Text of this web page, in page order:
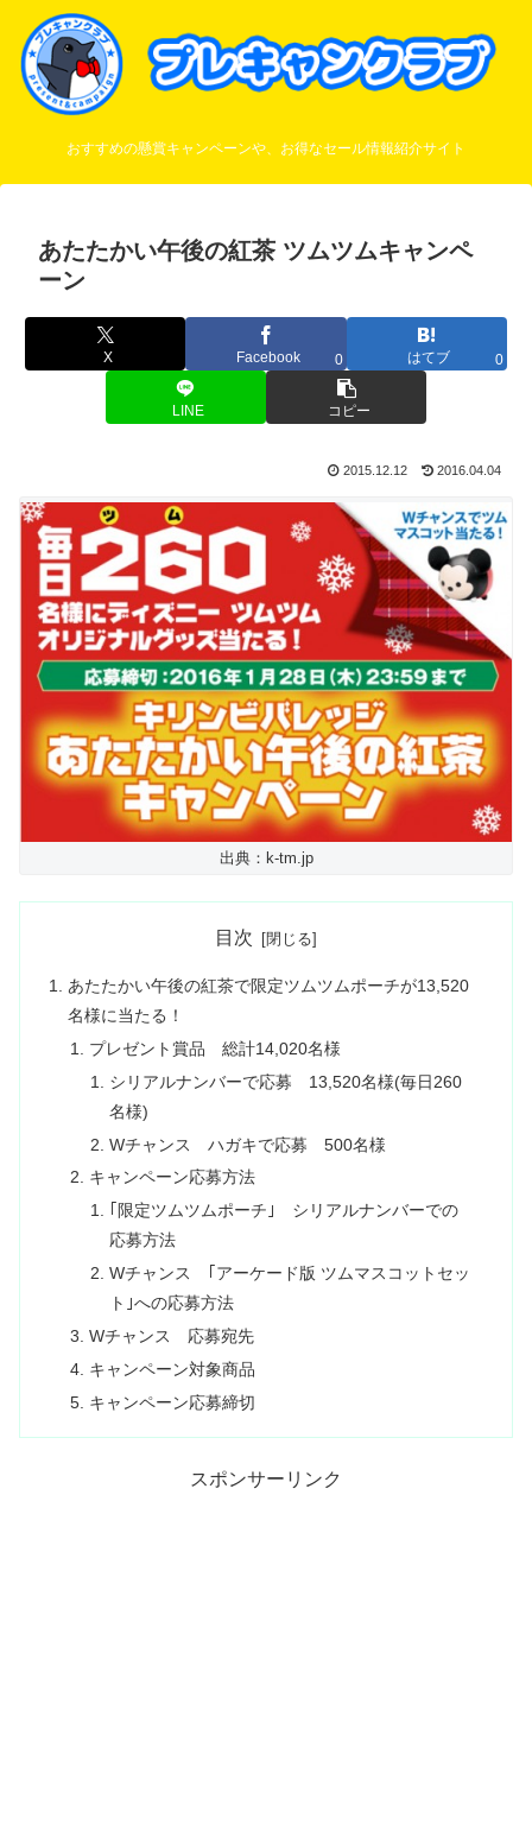
おすすめの懸賞キャンペーンや、お得なセール情報紹介サイト
あたたかい午後の紅茶 ツムツムキャンペ
ーン
X Facebook 0 はてブ 0
LINE コピー
2015.12.12 2016.04.04
出典：k-tm.jp
目次
あたたかい午後の紅茶で限定ツムツムポーチが13,520
名様に当たる！
プレゼント賞品 総計14,020名様
シリアルナンバーで応募 13,520名様(毎日260
名様)
Wチャンス ハガキで応募 500名様
キャンペーン応募方法
｢限定ツムツムポーチ｣ シリアルナンバーでの
応募方法
Wチャンス ｢アーケード版 ツムマスコットセッ
ト｣への応募方法
Wチャンス 応募宛先
キャンペーン対象商品
キャンペーン応募締切
スポンサーリンク